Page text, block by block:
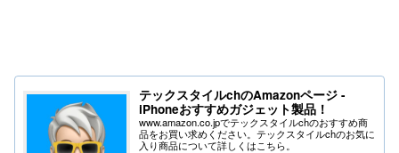
テックスタイルchのAmazonページ -
iPhoneおすすめガジェット製品！
www.amazon.co.jpでテックスタイルchのおすすめ商
品をお買い求めください。テックスタイルchのお気に
入り商品について詳しくはこちら。